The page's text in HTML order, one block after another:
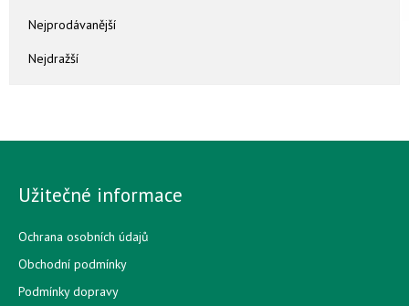
Nejprodávanější
Nejdražší
Užitečné informace
Ochrana osobních údajů
Obchodní podmínky
Podmínky dopravy